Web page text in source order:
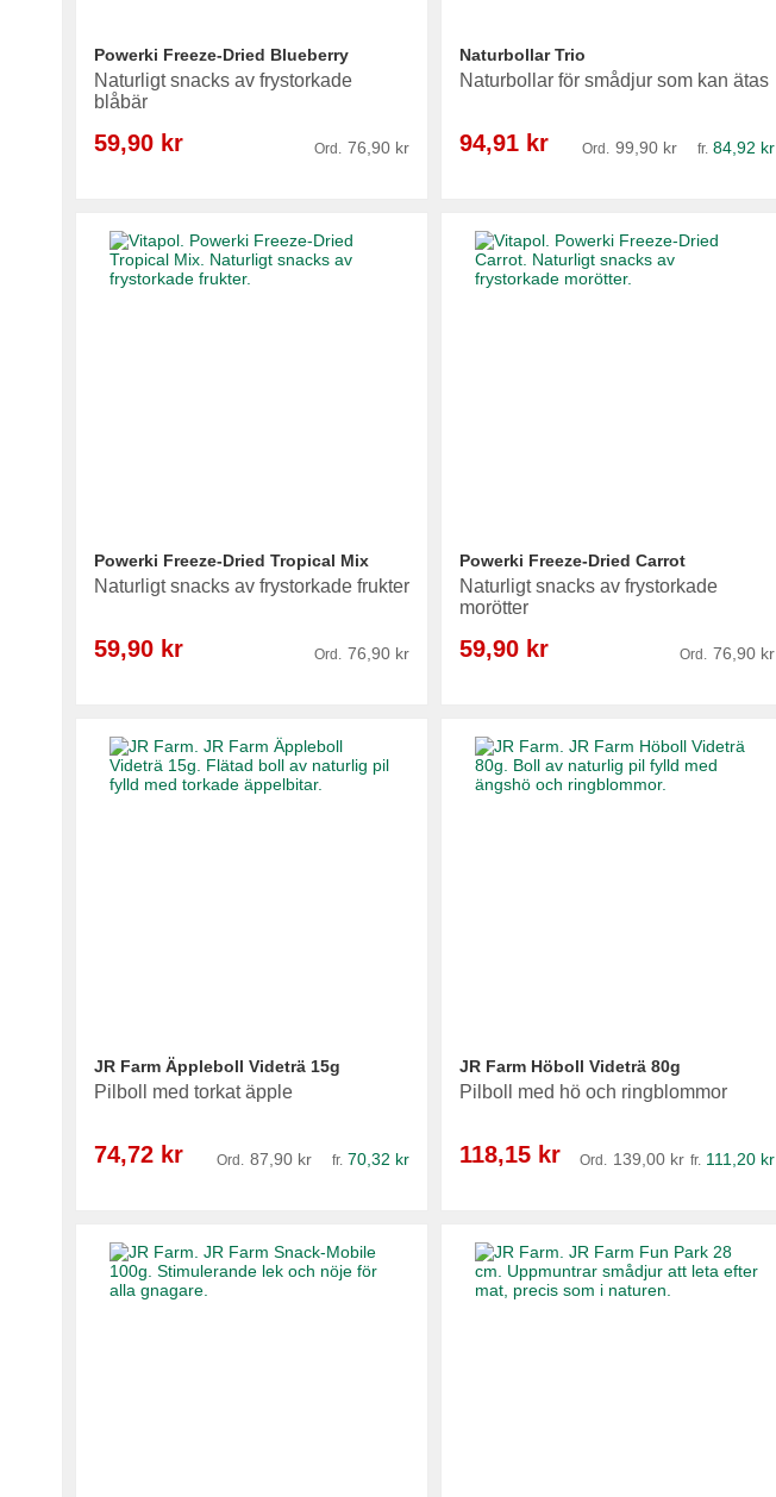
Powerki Freeze-Dried Blueberry
Naturligt snacks av frystorkade
blåbär
Reapris
59,90 kr Ord. 76,90 kr
Naturbollar Trio
Naturbollar för smådjur som kan ätas
Reapris
94,91 kr Ord. 99,90 kr fr. 84,92 kr
Powerki Freeze-Dried Tropical Mix
Naturligt snacks av frystorkade frukter
Reapris
59,90 kr Ord. 76,90 kr
Powerki Freeze-Dried Carrot
Naturligt snacks av frystorkade
morötter
Reapris
59,90 kr Ord. 76,90 kr
JR Farm Äppleboll Videträ 15g
Pilboll med torkat äpple
Reapris
74,72 kr Ord. 87,90 kr fr. 70,32 kr
JR Farm Höboll Videträ 80g
Pilboll med hö och ringblommor
Reapris
118,15 kr Ord. 139,00 kr fr. 111,20 kr